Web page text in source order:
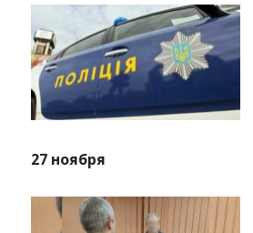
27 ноября
InstagramFacebook
Twitter